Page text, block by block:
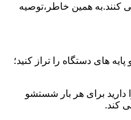
کنند.به همین خاطر،توصیه
های دستگاه را تراز کنید؛
برای هر بار شستشو
کند.